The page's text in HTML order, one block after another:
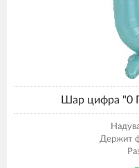
Шар цифра "0
Держит